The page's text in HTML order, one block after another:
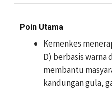
Poin Utama
Kemenkes
D) berbasis
membantu
kandungan gula,